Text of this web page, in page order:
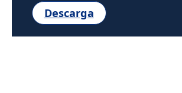
Descarga